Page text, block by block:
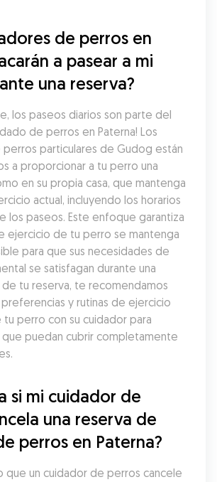
de perros en
a pasear a mi
una reserva?
los paseos diarios son parte del
de perros en Paterna! Los
particulares de Gudog están
a proporcionar a tu perro una
en su propia casa, que mantenga
actual, incluyendo los horarios
los paseos. Este enfoque garantiza
ejercicio de tu perro se mantenga
para que sus necesidades de
se satisfagan durante una
tu reserva, te recomendamos
y rutinas de ejercicio
perro con su cuidador para
puedan cubrir completamente
si mi cuidador de
una reserva de
perros en Paterna?
que un cuidador de perros cancele